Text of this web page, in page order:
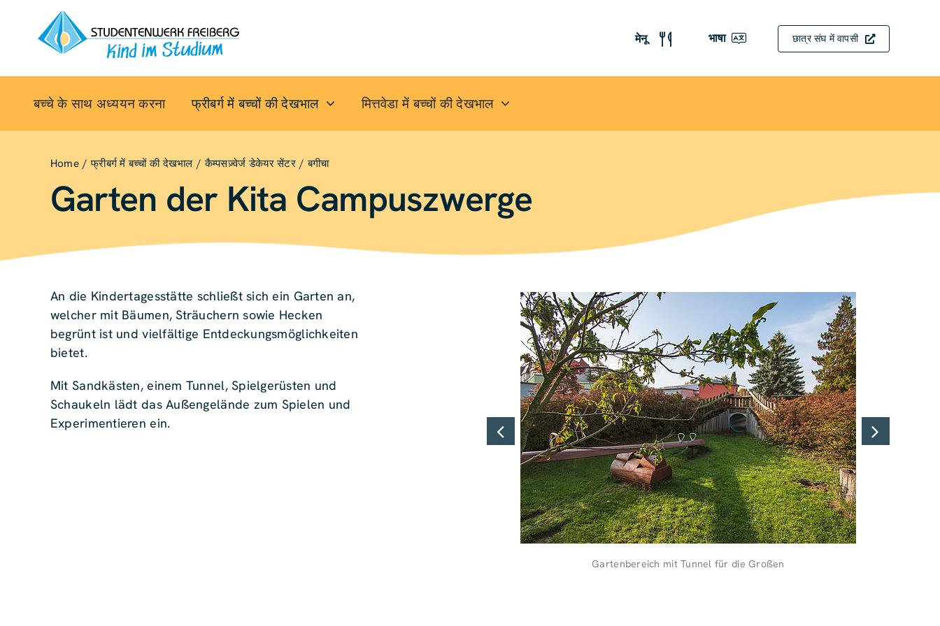
मेनू भाषा
English
Deutsch
Español
简体
Монгол
العربية
छात्र संघ में वापसी
बच्चे के साथ अध्ययन करना फ्रीबर्ग में बच्चों की देखभाल मित्तवेडा में बच्चों की देखभाल
Home फ्रीबर्ग में बच्चों की देखभाल कैम्पसज़्वेर्ज डेकेयर सेंटर बगीचा
Garten der Kita Campus­zwerge
An die Kindertagesstätte schließt sich ein Garten an,
welcher mit Bäumen, Sträuchern sowie Hecken
begrünt ist und vielfältige Entdeckungsmöglichkeiten
bietet.
Mit Sandkästen, einem Tunnel, Spielgerüsten und
Schaukeln lädt das Außengelände zum Spielen und
Experimentieren ein.
Gartenbereich mit Tunnel für die Großen